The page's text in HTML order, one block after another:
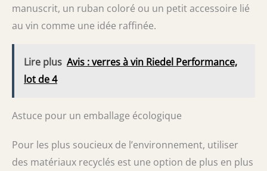
manuscrit, un ruban coloré ou un petit accessoire lié
au vin comme une idée raffinée.
Lire plus Avis : verres à vin Riedel Performance,
lot de 4
Astuce pour un emballage écologique
Pour les plus soucieux de l’environnement, utiliser
des matériaux recyclés est une option de plus en plus